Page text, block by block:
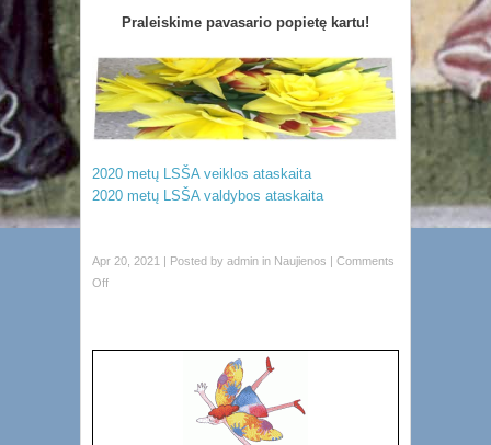
Praleiskime pavasario popietę kartu!
2020 metų LSŠA veiklos ataskaita
2020 metų LSŠA valdybos ataskaita
Apr 20, 2021 | Posted by admin in Naujienos | Comments
Off